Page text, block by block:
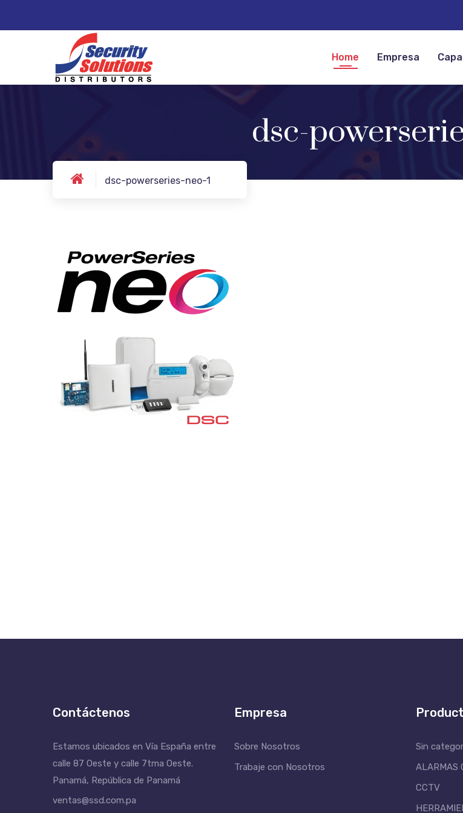
Home Empresa
dsc-
dsc-powerseries-neo-1
Contáctenos
Estamos ubicados en Vía España entre
calle 87 Oeste y calle 7tma Oeste.
Panamá, República de Panamá
ventas@ssd.com.pa
Empresa
Sobre Nosotros
Trabaje con Nosotros
Sin
ALARMAS
CCTV